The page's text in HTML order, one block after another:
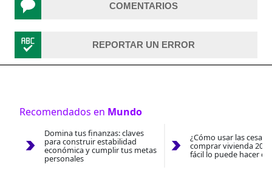
COMENTARIOS
REPORTAR UN ERROR
Recomendados en Mundo
Domina tus finanzas: claves
para construir estabilidad
económica y cumplir tus metas
personales
¿Cómo usar las
comprar vivienda
fácil lo puede hacer